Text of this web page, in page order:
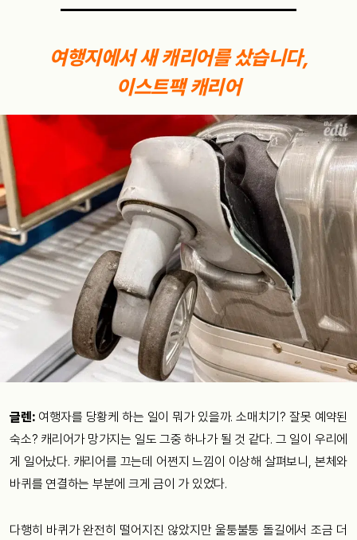
여행지에서 새 캐리어를 샀습니다,
이스트팩 캐리어
글렌: 여행자를 당황케 하는 일이 뭐가 있을까. 소매치기? 잘못 예약된
숙소? 캐리어가 망가지는 일도 그중 하나가 될 것 같다. 그 일이 우리에
게 일어났다. 캐리어를 끄는데 어쩐지 느낌이 이상해 살펴보니, 본체와
바퀴를 연결하는 부분에 크게 금이 가 있었다.
다행히 바퀴가 완전히 떨어지진 않았지만 울퉁불퉁 돌길에서 조금 더